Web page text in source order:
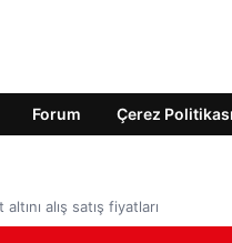
Forum Çerez Politikası
alış satış fiyatları